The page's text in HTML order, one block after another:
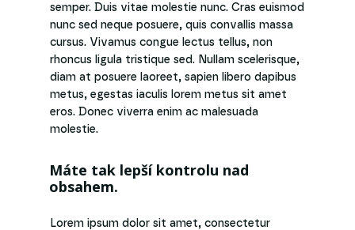
semper. Duis vitae molestie nunc. Cras euismod
nunc sed neque posuere, quis convallis massa
cursus. Vivamus congue lectus tellus, non
rhoncus ligula tristique sed. Nullam scelerisque,
diam at posuere laoreet, sapien libero dapibus
metus, egestas iaculis lorem metus sit amet
eros. Donec viverra enim ac malesuada
molestie.
Máte tak lepší kontrolu nad
obsahem.
Lorem ipsum dolor sit amet, consectetur